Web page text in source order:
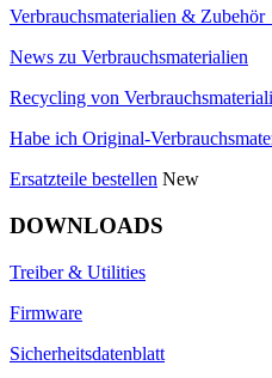
Verbrauchsmaterialien & Zubehör
News zu Verbrauchsmaterialien
Recycling von
Habe ich Original-
Ersatzteile bestellen New
DOWNLOADS
Treiber & Utilities
Firmware
Sicherheitsdatenblatt